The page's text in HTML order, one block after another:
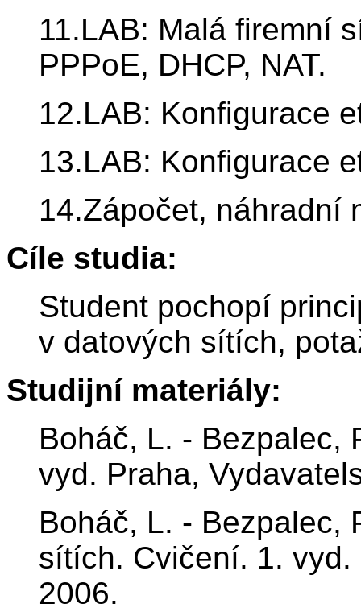
11.LAB: Malá firemní
PPPoE, DHCP, NAT.
12.LAB: Konfigurace
13.LAB: Konfigurace
14.Zápočet, náhradní
Cíle studia:
Student pochopí
v datových sítích,
Studijní materiály:
Boháč, L. - Bezpalec,
vyd. Praha,
Boháč, L. - Bezpalec,
sítích. Cvičení. 1. vyd.
2006.